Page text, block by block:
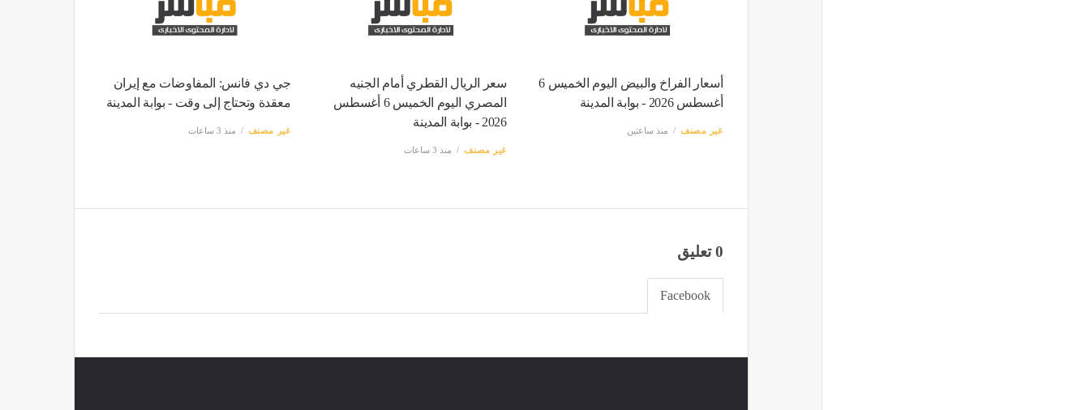
أسعار الفراخ والبيض اليوم الخميس 6
أغسطس 2026 - بوابة المدينة
غير مصنف منذ ساعتين
سعر الريال القطري أمام الجنيه
المصري اليوم الخميس 6 أغسطس
2026 - بوابة المدينة
غير مصنف منذ 3 ساعات
جي دي فانس: المفاوضات مع إيران
معقدة وتحتاج إلى وقت - بوابة المدينة
غير مصنف منذ 3 ساعات
0 تعليق
Facebook